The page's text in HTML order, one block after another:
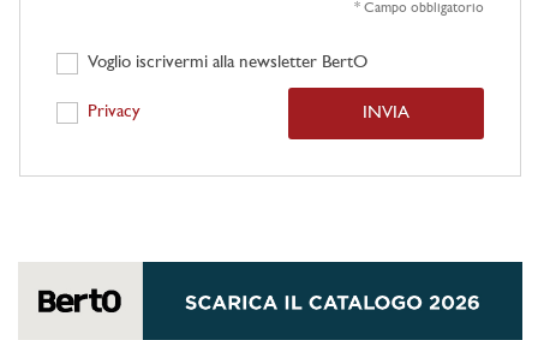
* Campo obbligatorio
Voglio iscrivermi alla newsletter BertO
Privacy INVIA